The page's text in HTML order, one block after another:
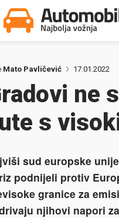
Mato Pavličević 17.01.2022
ne
s
sud europske
podnijeli protiv
granice za
njihovi napori